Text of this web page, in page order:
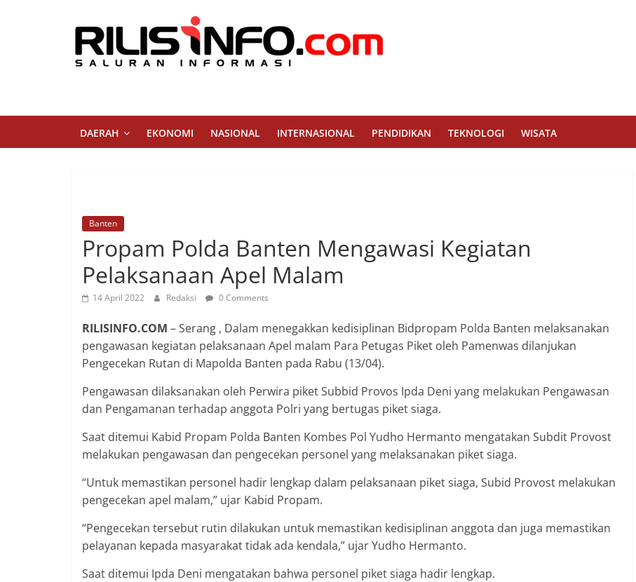
Rilis
Info
Saluran
Informasi
DAERAH EKONOMI NASIONAL INTERNASIONAL PENDIDIKAN TEKNOLOGI WISATA
Banten
Propam Polda Banten Mengawasi Kegiatan
Pelaksanaan Apel Malam
14 April 2022 Redaksi 0 Comments
RILISINFO.COM – Serang , Dalam menegakkan kedisiplinan Bidpropam Polda Banten melaksanakan
pengawasan kegiatan pelaksanaan Apel malam Para Petugas Piket oleh Pamenwas dilanjukan
Pengecekan Rutan di Mapolda Banten pada Rabu (13/04).
Pengawasan dilaksanakan oleh Perwira piket Subbid Provos Ipda Deni yang melakukan Pengawasan
dan Pengamanan terhadap anggota Polri yang bertugas piket siaga.
Saat ditemui Kabid Propam Polda Banten Kombes Pol Yudho Hermanto mengatakan Subdit Provost
melakukan pengawasan dan pengecekan personel yang melaksanakan piket siaga.
“Untuk memastikan personel hadir lengkap dalam pelaksanaan piket siaga, Subid Provost melakukan
pengecekan apel malam,” ujar Kabid Propam.
“Pengecekan tersebut rutin dilakukan untuk memastikan kedisiplinan anggota dan juga memastikan
pelayanan kepada masyarakat tidak ada kendala,” ujar Yudho Hermanto.
Saat ditemui Ipda Deni mengatakan bahwa personel piket siaga hadir lengkap.